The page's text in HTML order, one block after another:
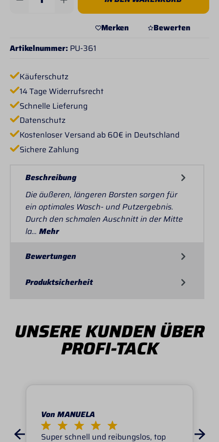
Merken
Bewerten
Artikelnummer: PU-361
Käuferschutz
14 Tage Widerrufsrecht
Schnelle Lieferung
Datenschutz
Kostenloser Versand ab 60€ in Deutschland
Sichere Zahlung
Beschreibung
Die äußeren, längeren Borsten sorgen für
ein optimales Wasch- und Putzergebnis.
Durch den schmalen Auschnitt in der Mitte
la… Mehr
Bewertungen
Produktsicherheit
UNSERE KUNDEN ÜBER
PROFI-TACK
Von MANUELA
Super schnell und reibungslos, top